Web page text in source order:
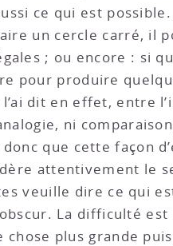
ce qui est
un cercle carré, il
; ou encore : si
pour produire
dit en effet, entre
ni
que cette façon
attentivement le
veuille dire ce qui
La difficulté est
plus grande